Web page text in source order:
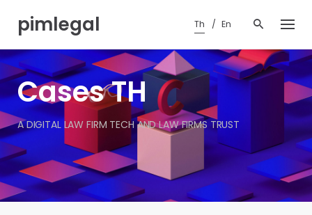
contentpimlegal Th En
Cases TH
A DIGITAL LAW FIRM TECH AND LAW FIRMS TRUST